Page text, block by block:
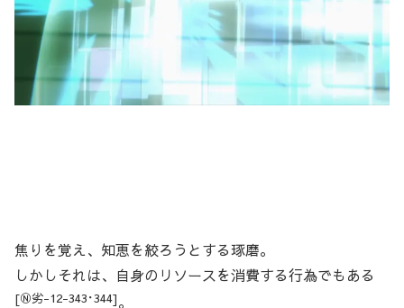
焦りを覚え、知恵を絞ろうとする琢磨。
しかしそれは、自身のリソースを消費する行為でもある
[Ⓝ劣-12-343･344]。